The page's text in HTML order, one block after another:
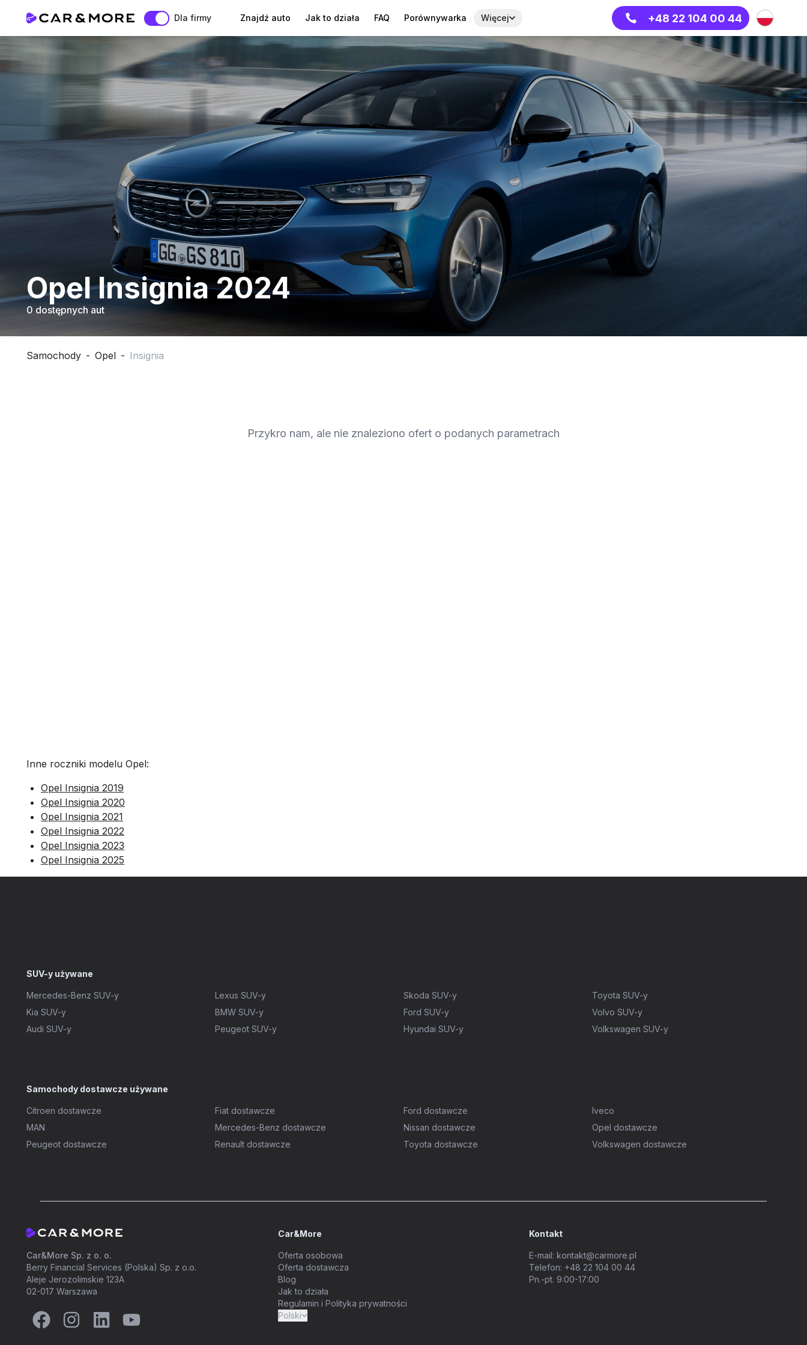
Dla firmy Znajdź auto Jak to działa FAQ Porównywarka Więcej +48 22 104 00 44
Opel Insignia 2024
0 dostępnych aut
Samochody - Opel - Insignia
Przykro nam, ale nie znaleziono ofert o podanych parametrach
Inne roczniki modelu Opel:
Opel Insignia 2019
Opel Insignia 2020
Opel Insignia 2021
Opel Insignia 2022
Opel Insignia 2023
Opel Insignia 2025
SUV-y używane
Mercedes-Benz SUV-y Lexus SUV-y Skoda SUV-y
Toyota SUV-y
Kia SUV-y
BMW SUV-y Ford SUV-y
Volvo SUV-y
Audi SUV-y
Peugeot SUV-y Hyundai SUV-y Volkswagen SUV-y
Samochody dostawcze używane
Citroen dostawcze Fiat dostawcze Ford dostawcze
Iveco
MAN
Mercedes-Benz dostawcze Nissan dostawcze
Opel dostawcze
Peugeot dostawcze
Renault dostawcze Toyota dostawcze Volkswagen dostawcze
Car&More Sp. z o. o.
Berry Financial Services (Polska) Sp. z o.o.
Aleje Jerozolimskie 123A
02-017 Warszawa
Car&More
Oferta osobowa
Oferta dostawcza
Blog
Jak to działa
Regulamin i Polityka prywatności
Polski
Kontakt
E-mail: kontakt@carmore.pl
Telefon: +48 22 104 00 44
Pn.-pt. 9:00-17:00